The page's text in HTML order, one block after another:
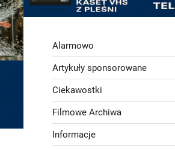
Alarmowo
Artykuły sponsorowane
Ciekawostki
Filmowe Archiwa
Informacje